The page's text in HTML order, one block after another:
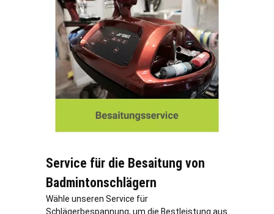
Service für die Besaitung von
Badmintonschlägern
Wähle unseren Service für
Schlägerbespannung, um die Bestleistung aus